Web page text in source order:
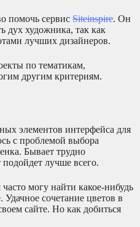
помочь сервис Siteinspire. Он
дух художника, так как
лучших дизайнеров.
по тематикам,
другим критериям.
элементов интерфейса для
с проблемой выбора
Бывает трудно
лучше всего.
могу найти какое-нибудь
сочетание цветов в
сайте. Но как добиться